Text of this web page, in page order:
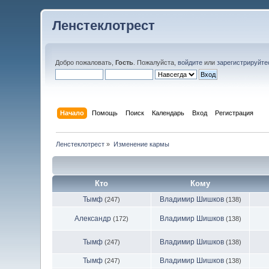
Ленстеклотрест
Добро пожаловать,Гость . Пожалуйста,войдите или
Начало Помощь Поиск Календарь Вход Регистрация
Ленстеклотрест » Изменение кармы
Кто Кому
Тымф (247) Владимир Шишков (138)
Александр (172) Владимир Шишков (138)
Тымф (247) Владимир Шишков (138)
Тымф (247) Владимир Шишков (138)